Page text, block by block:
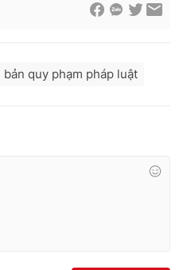
bản quy phạm pháp luật